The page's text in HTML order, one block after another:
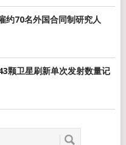
约70名外国合同制研究人
颗卫星刷新单次发射数量记